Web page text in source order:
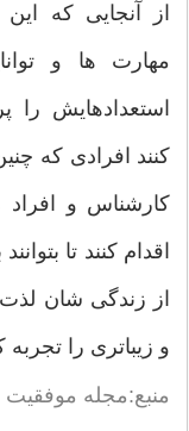
از آنجایی که
مهارت ها و
استعدادهایش
کنند افرادی که
کارشناس و
اقدام کنند تا
از زندگی شان لذت
و زیباتری را تجربه
منبع:مجله موفقیت